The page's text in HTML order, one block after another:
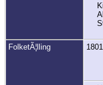
FolketÃ¦lling 1801